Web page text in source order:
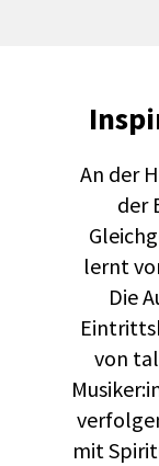
An der
der
lernt
Die
von
mit